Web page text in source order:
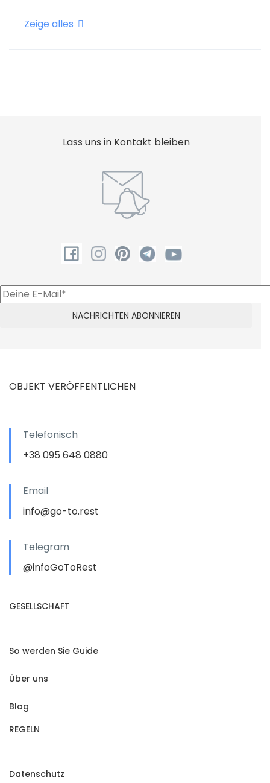
Heizung
Zeige alles
Lass uns in Kontakt bleiben
OBJEKT VERÖFFENTLICHEN
Telefonisch
+38 095 648 0880
Email
info@go-to.rest
Telegram
@infoGoToRest
GESELLSCHAFT
So werden Sie Guide
Über uns
Blog
REGELN
Datenschutz